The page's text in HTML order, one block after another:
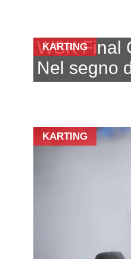
KARTING
WSK Final
Nel segno
KARTING